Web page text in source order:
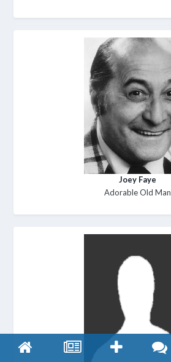
Joey Faye
Adorable Old Man